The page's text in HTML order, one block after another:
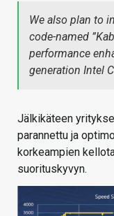
We also plan to
code-named
performance
generation Intel
Jälkikäteen
parannettu ja
korkeampien
suorituskyvyn.